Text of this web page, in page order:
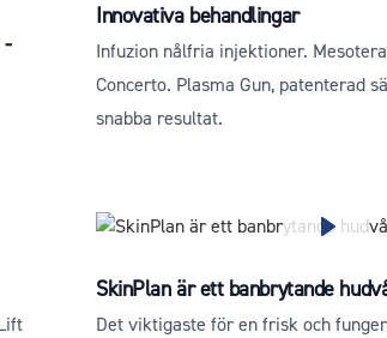
-
Innovativa behandlingar
Infuzion nålfria injektioner.
Concerto. Plasma Gun, patenterad
snabba resultat.
SkinPlan är ett banbrytande
Det viktigaste för en frisk och